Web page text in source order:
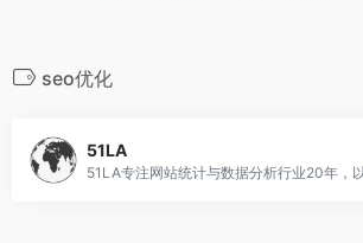
seo优化
51LA